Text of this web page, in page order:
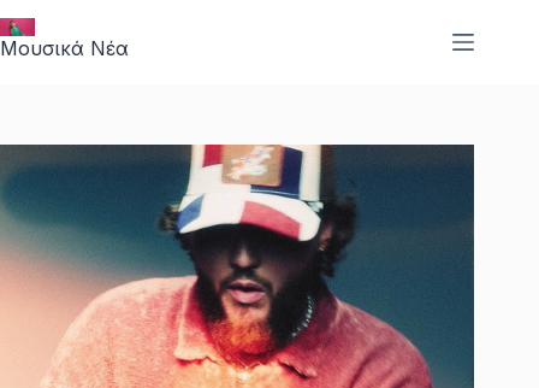
στο
περιεχόμενο
Μουσικά Νέα